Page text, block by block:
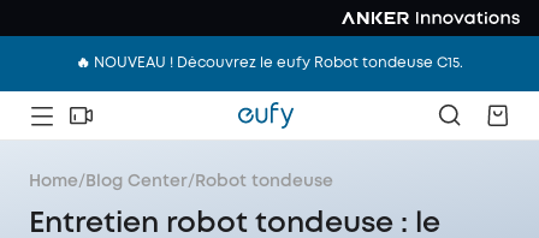
🔥 NOUVEAU ! Découvrez le eufy Robot tondeuse C15.
Home/ Blog Center/ Robot tondeuse
Entretien robot tondeuse : le